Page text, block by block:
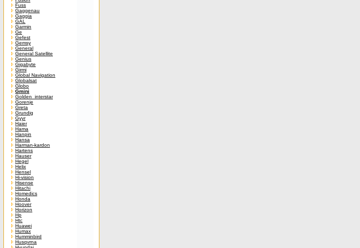
Fuss
Gaggenau
Gaggia
GAL
Garmin
Ge
Gefest
Gemsy
General
General Satellite
Genius
Gigabyte
Girmi
Global Navigation
Globalsat
Globo
Gmini
Golden_interstar
Gorenje
Greta
Grundig
Gyyr
Haier
Hama
Hanpin
Hansa
Harman-kardon
Hartens
Hauser
Hegel
Helix
Hensel
Hi-vision
Hisense
Hitachi
Homedics
Honda
Hoover
Horizon
Hp
Htc
Huawei
Humax
Humminbird
Husqvrna